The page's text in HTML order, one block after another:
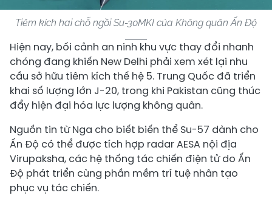
Tiêm kích hai chỗ ngồi Su-30MKI của Không quân Ấn Độ
Hiện nay, bối cảnh an ninh khu vực thay đổi nhanh
chóng đang khiến New Delhi phải xem xét lại nhu
cầu sở hữu tiêm kích thế hệ 5. Trung Quốc đã triển
khai số lượng lớn J-20, trong khi Pakistan cũng thúc
đẩy hiện đại hóa lực lượng không quân.
Nguồn tin từ Nga cho biết biến thể Su-57 dành cho
Ấn Độ có thể được tích hợp radar AESA nội địa
Virupaksha, các hệ thống tác chiến điện tử do Ấn
Độ phát triển cùng phần mềm trí tuệ nhân tạo
phục vụ tác chiến.